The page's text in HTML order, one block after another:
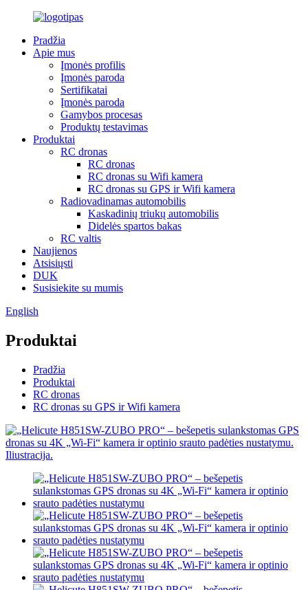
Pradžia
Apie mus
Įmonės profilis
Įmonės paroda
Sertifikatai
Įmonės paroda
Gamybos procesas
Produktų testavimas
Produktai
RC dronas
RC dronas
RC dronas su Wifi kamera
RC dronas su GPS ir Wifi kamera
Radiovadinamas automobilis
Kaskadinių triukų automobilis
Didelės spartos bakas
RC valtis
Naujienos
Atsisiųsti
DUK
Susisiekite su mumis
English
Produktai
Pradžia
Produktai
RC dronas
RC dronas su GPS ir Wifi kamera